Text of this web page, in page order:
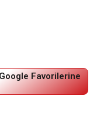
Favorilerine